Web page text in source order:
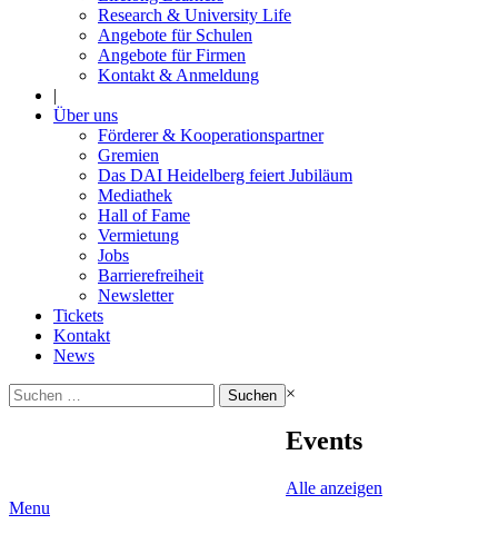
Research & University Life
Angebote für Schulen
Angebote für Firmen
Kontakt & Anmeldung
|
Über uns
Förderer & Kooperationspartner
Gremien
Das DAI Heidelberg feiert Jubiläum
Mediathek
Hall of Fame
Vermietung
Jobs
Barrierefreiheit
Newsletter
Tickets
Kontakt
News
Suchen
nach:
×
Events
Alle anzeigen
Menu